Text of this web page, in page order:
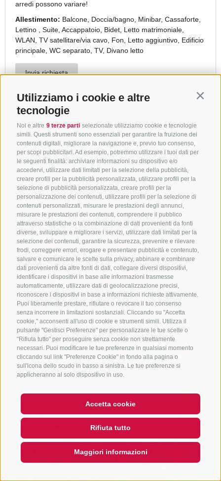
Utilizziamo i cookie e altre
tecnologie
Noi e altre 9 terze parti selezionate utilizziamo cookie e tecnologie
simili. Questi strumenti sono essenziali per garantire la fruizione dei
contenuti digitali, migliorare la navigazione e, previo tuo consenso,
per scopi pubblicitari. Ad esempio, potremmo utilizzare i tuoi dati per
le seguenti finalità: archiviare informazioni su dispositivo e/o
accedervi, utilizzare dati limitati per la selezione della pubblicità,
creare profili per la pubblicità personalizzata, utilizzare profili per la
selezione di pubblicità personalizzata, creare profili per la
personalizzazione dei contenuti, utilizzare profili per la selezione di
contenuti personalizzati, misurare le prestazioni degli annunci,
misurare le prestazioni dei contenuti, comprendere il pubblico
attraverso statistiche o la combinazione di dati provenienti da fonti
diverse, sviluppare e migliorare i servizi, utilizzare dati limitati per la
selezione dei contenuti, garantire la sicurezza, prevenire e rilevare
frodi, correggere errori, erogare e presentare pubblicità e contenuto,
salvare e comunicare le scelte sulla privacy, abbinare e combinare
dati provenienti da altre fonti di dati, collegare diversi dispositivi,
identificare i dispositivi in base alle informazioni trasmesse
automaticamente, utilizzare dati di geolocalizzazione precisi,
riconoscere i dispositivi in base a informazioni richieste attivamente.
Puoi liberamente prestare, rifiutare o revocare il tuo consenso
senza incorrere in limitazioni sostanziali. Cliccando su "Accetta
cookie," acconsenti all'uso di cookie e strumenti simili. Utilizza il
pulsante "Gestisci Preferenze" per personalizzare le tue scelte o
"Rifiuta tutto" per proseguire senza cookie non strettamente
necessari. Puoi modificare le tue preferenze in qualsiasi momento
cliccando sul link "Preferenze Cookie" in fondo alla pagina o
sull'icona dello scudo in basso a sinistra. Le tue preferenze si
applicheranno al solo dispositivo in uso.
Accetta cookie
Rifiuta tutto
Maggiori informazioni
QUICKLINKS